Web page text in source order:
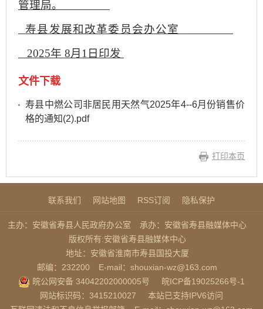
管理局。
寿县发展和改革委员会办公室
2025年 8月1 日印发
文件下载
寿县中燃公司非居民用天然气2025年4--6月份销售价
格的通知(2).pdf
打印本页
联系我们 网站地图 RSS订阅 隐私保护
主办：安徽省寿县人民政府办公室
承办：安徽省寿县融媒体中心
版权所有:安徽省寿县融媒体中心
地址：安徽省淮南市寿县国投大厦
邮编：232200
E-mail：shouxian-wz@163.com
皖公网安备 34042202000005号
皖ICP备19025266号-1
网站标识码：3415210027
本站已支持IPV6访问